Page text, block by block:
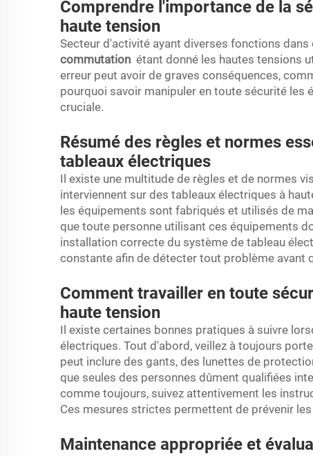
Comprendre l'importance de la
haute tension
Secteur d'activité ayant diverses fonctions
commutation étant donné les hautes tensions
erreur peut avoir de graves conséquences,
pourquoi savoir manipuler en toute sécurité les
cruciale.
Résumé des règles et normes
tableaux électriques
Il existe une multitude de règles et de normes
interviennent sur des tableaux électriques à
les équipements sont fabriqués et utilisés de
que toute personne utilisant ces équipements
installation correcte du système de tableau
constante afin de détecter tout problème avant
Comment travailler en toute
haute tension
Il existe certaines bonnes pratiques à suivre
électriques. Tout d'abord, veillez à toujours
peut inclure des gants, des lunettes de
que seules des personnes dûment qualifiées
comme toujours, suivez attentivement les
Ces mesures strictes permettent de prévenir
Maintenance appropriée et